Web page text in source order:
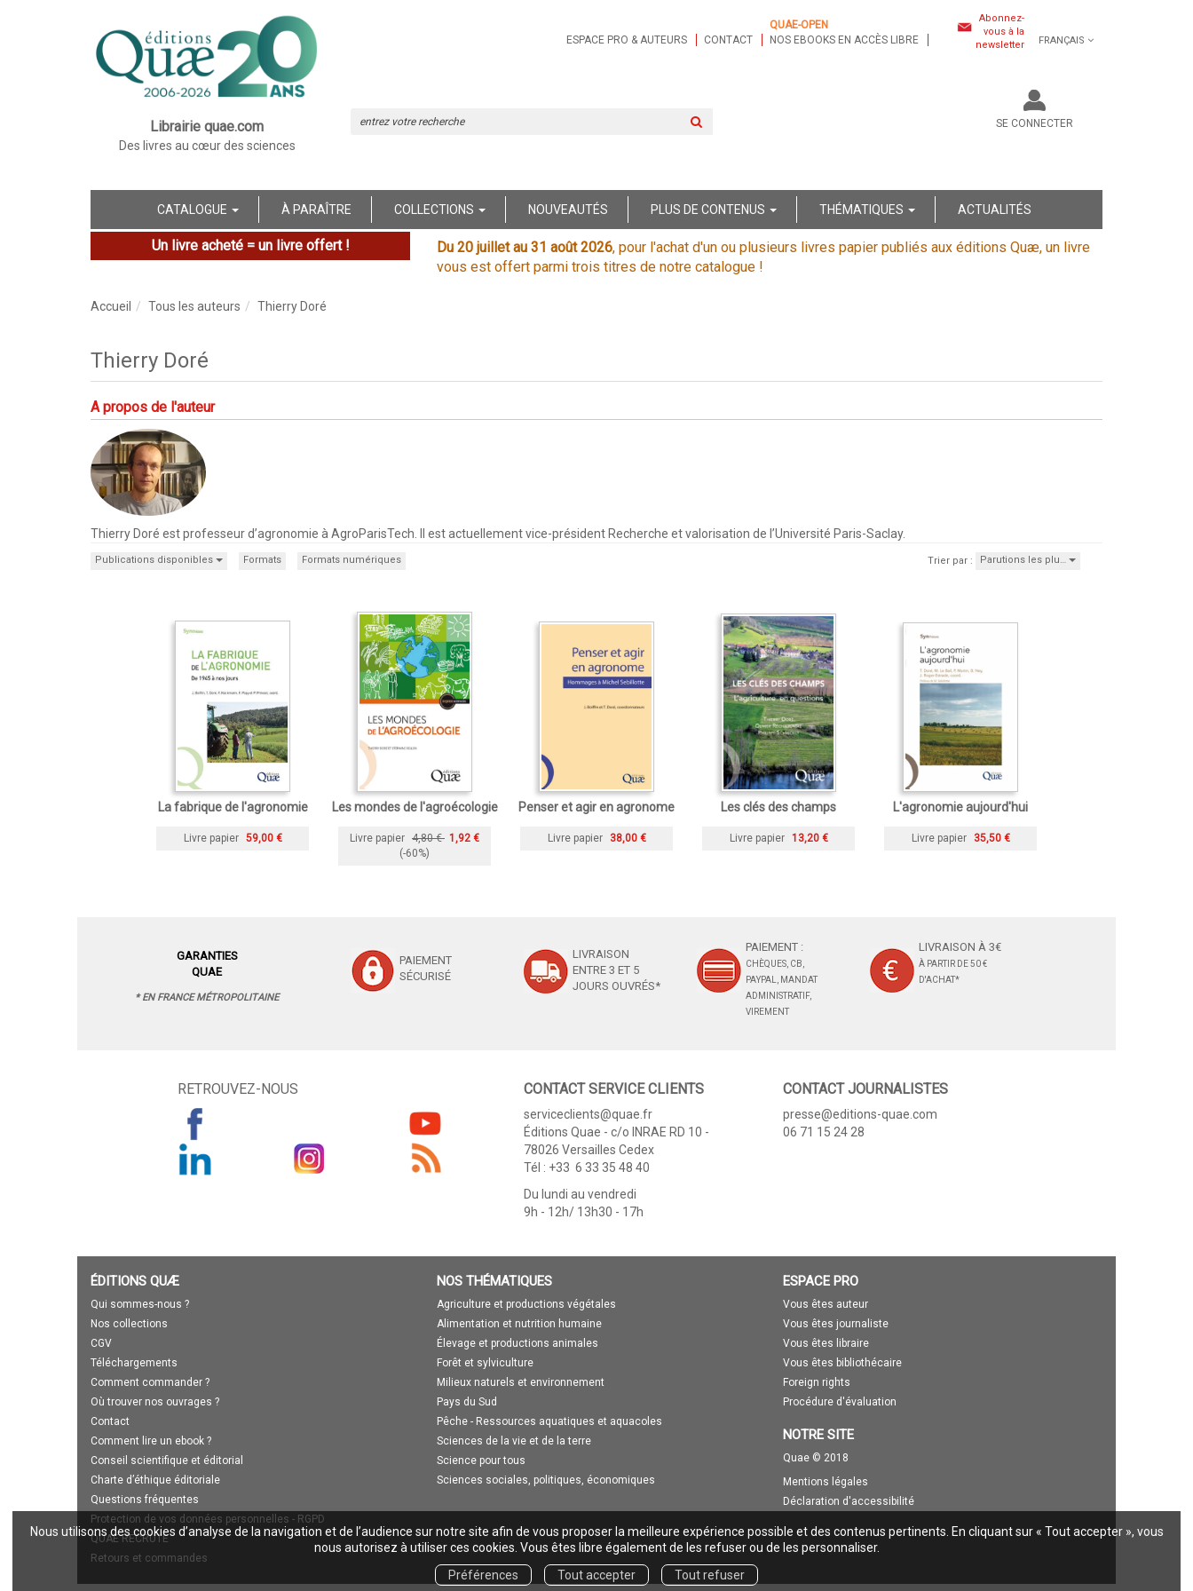
Nous utilisons des cookies d’analyse de la navigation et de l’audience sur notre site afin de vous proposer la meilleure expérience possible et des contenus pertinents. En cliquant sur « Tout accepter », vous
nous autorisez à utiliser ces cookies. Vous êtes libre également de les refuser ou de les personnaliser.
Préférences
Tout accepter Tout refuser
Librairie quae.com
Des livres au cœur des sciences
ESPACE PRO & AUTEURS CONTACT
QUAE-OPEN
NOS EBOOKS EN ACCÈS LIBRE
Abonnez-
vous à la
newsletter
FRANÇAIS
SE CONNECTER
CATALOGUE À PARAÎTRE COLLECTIONS NOUVEAUTÉS PLUS DE CONTENUS THÉMATIQUES ACTUALITÉS
Un livre acheté = un livre offert ! Du 20 juillet au 31 août 2026, pour l'achat d'un ou plusieurs livres papier publiés aux éditions Quæ, un livre
vous est offert parmi trois titres de notre catalogue !
Accueil Tous les auteurs Thierry Doré
Thierry Doré
A propos de l'auteur
Thierry Doré est professeur d’agronomie à AgroParisTech. Il est actuellement vice-président Recherche et valorisation de l’Université Paris-Saclay.
Publications disponibles Formats Formats numériques Trier par : Parutions les plu…
La fabrique de l'agronomie
Livre papier 59,00 €
Les mondes de l'agroécologie
Livre papier 4,80 € 1,92 €
(-60%)
Penser et agir en agronome
Livre papier 38,00 €
Les clés des champs
Livre papier 13,20 €
L'agronomie aujourd'hui
Livre papier 35,50 €
GARANTIES
QUAE
* EN FRANCE MÉTROPOLITAINE
PAIEMENT
SÉCURISÉ
LIVRAISON
ENTRE 3 ET 5
JOURS OUVRÉS*
PAIEMENT :
CHÈQUES, CB,
PAYPAL, MANDAT
ADMINISTRATIF,
VIREMENT
LIVRAISON À 3€
À PARTIR DE 50 €
D'ACHAT*
RETROUVEZ-NOUS CONTACT SERVICE CLIENTS
serviceclients@quae.fr
Éditions Quae - c/o INRAE RD 10 -
78026 Versailles Cedex
Tél : +33 6 33 35 48 40
Du lundi au vendredi
9h - 12h/ 13h30 - 17h
CONTACT JOURNALISTES
presse@editions-quae.com
06 71 15 24 28
ÉDITIONS QUÆ
Qui sommes-nous ?
Nos collections
CGV
Téléchargements
Comment commander ?
Où trouver nos ouvrages ?
Contact
Comment lire un ebook ?
Conseil scientifique et éditorial
Charte d’éthique éditoriale
Questions fréquentes
Protection de vos données personnelles - RGPD
QUAE RECRUTE
Retours et commandes
NOS THÉMATIQUES
Agriculture et productions végétales
Alimentation et nutrition humaine
Élevage et productions animales
Forêt et sylviculture
Milieux naturels et environnement
Pays du Sud
Pêche - Ressources aquatiques et aquacoles
Sciences de la vie et de la terre
Science pour tous
Sciences sociales, politiques, économiques
ESPACE PRO
Vous êtes auteur
Vous êtes journaliste
Vous êtes libraire
Vous êtes bibliothécaire
Foreign rights
Procédure d'évaluation
NOTRE SITE
Quae © 2018
Mentions légales
Déclaration d'accessibilité